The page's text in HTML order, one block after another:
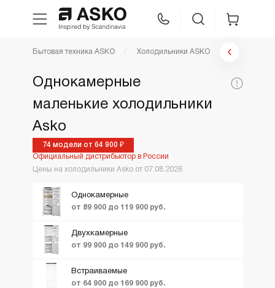
Техника для кухни
Уход за бельем
Asko Professional
Аксессуары
Шоу-рум
Бытовая техника ASKO Холодильники ASKO
Однокамерные
маленькие холодильники
Asko
74 модели от 64 900 ₽
Официальный дистрибьютор в России
Цены на холодильники Asko от 07.08.2026
Однокамерные
от 89 900 до 119 900 руб.
Двухкамерные
от 99 900 до 149 900 руб.
Встраиваемые
от 64 900 до 169 900 руб.
Фильтр холодильники
Цена по возрастанию
По популярности
ТОП лучших
Акции и Скидки
руб:
56900840000 Тип: 1